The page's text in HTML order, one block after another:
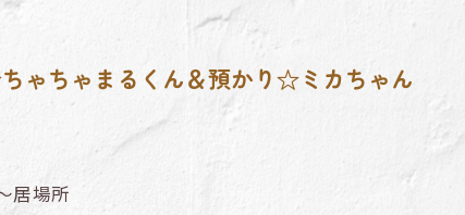
ゃちゃまるくん＆預かり☆ミカちゃん
居場所